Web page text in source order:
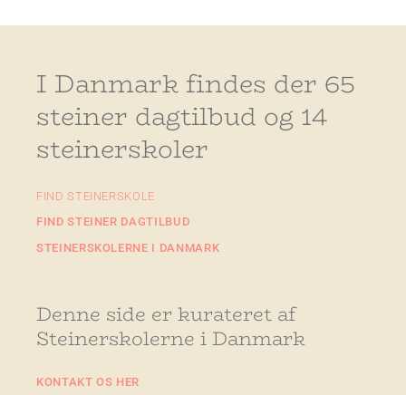
I Danmark findes der 65
steiner dagtilbud og 14
steinerskoler
FIND STEINERSKOLE
FIND STEINER DAGTILBUD
STEINERSKOLERNE I DANMARK
Denne side er kurateret af
Steinerskolerne i Danmark
KONTAKT OS HER